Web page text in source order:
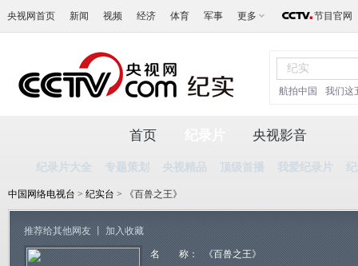
央视网首页 新闻 视频 经济 体育 军事 更多 节目官网
航拍中国 我们这
首页
纪录片大全 专题策划 央视精品 顶级首播 我爱纪录片
央视影音
中国网络电视台 > 纪实台 > 《百兽之王》
推荐给其他网友 加入收藏
名 称：
《百兽之王》